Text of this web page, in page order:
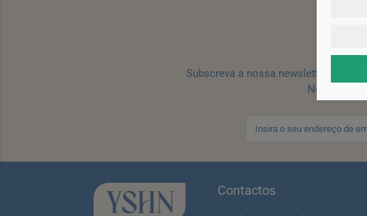
Subscreva a nossa newsletter e
Nota: Para
Contactos